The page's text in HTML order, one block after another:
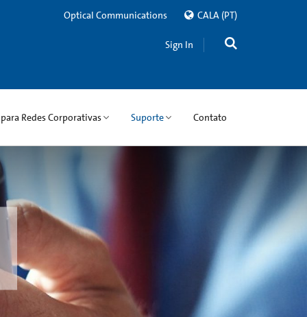
Optical Communications CALA (PT)
Sign In
Redes Corporativas Suporte Contato